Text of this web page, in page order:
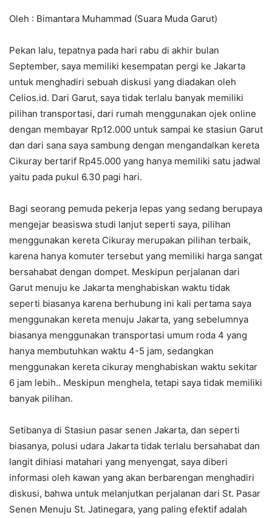
Oleh : Bimantara Muhammad (Suara Muda Garut)
Pekan lalu, tepatnya pada hari rabu di akhir bulan
September, saya memiliki kesempatan pergi ke Jakarta
untuk menghadiri sebuah diskusi yang diadakan oleh
Celios.id. Dari Garut, saya tidak terlalu banyak memiliki
pilihan transportasi, dari rumah menggunakan ojek online
dengan membayar Rp12.000 untuk sampai ke stasiun Garut
dan dari sana saya sambung dengan mengandalkan kereta
Cikuray bertarif Rp45.000 yang hanya memiliki satu jadwal
yaitu pada pukul 6.30 pagi hari.
Bagi seorang pemuda pekerja lepas yang sedang berupaya
mengejar beasiswa studi lanjut seperti saya, pilihan
menggunakan kereta Cikuray merupakan pilihan terbaik,
karena hanya komuter tersebut yang memiliki harga sangat
bersahabat dengan dompet. Meskipun perjalanan dari
Garut menuju ke Jakarta menghabiskan waktu tidak
seperti biasanya karena berhubung ini kali pertama saya
menggunakan kereta menuju Jakarta, yang sebelumnya
biasanya menggunakan transportasi umum roda 4 yang
hanya membutuhkan waktu 4-5 jam, sedangkan
menggunakan kereta cikuray menghabiskan waktu sekitar
6 jam lebih.. Meskipun menghela, tetapi saya tidak memiliki
banyak pilihan.
Setibanya di Stasiun pasar senen Jakarta, dan seperti
biasanya, polusi udara Jakarta tidak terlalu bersahabat dan
langit dihiasi matahari yang menyengat, saya diberi
informasi oleh kawan yang akan berbarengan menghadiri
diskusi, bahwa untuk melanjutkan perjalanan dari St. Pasar
Senen Menuju St. Jatinegara, yang paling efektif adalah